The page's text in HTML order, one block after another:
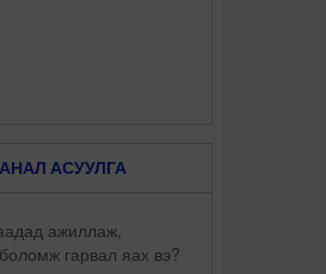
АСУУЛГА
ажиллаж,
гарвал яах вэ?